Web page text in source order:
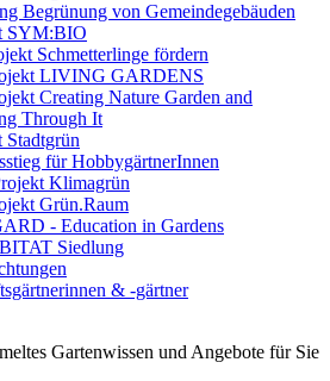
Begrünung von Gemeindegebäuden
SYM:BIO
Schmetterlinge fördern
LIVING GARDENS
Creating Nature Garden and
Through It
Stadtgrün
für HobbygärtnerInnen
Klimagrün
Grün.Raum
- Education in Gardens
Siedlung
& -gärtner
Gartenwissen und Angebote für Sie